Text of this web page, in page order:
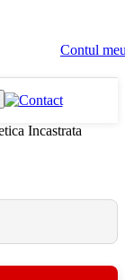
Contul
Incastrata